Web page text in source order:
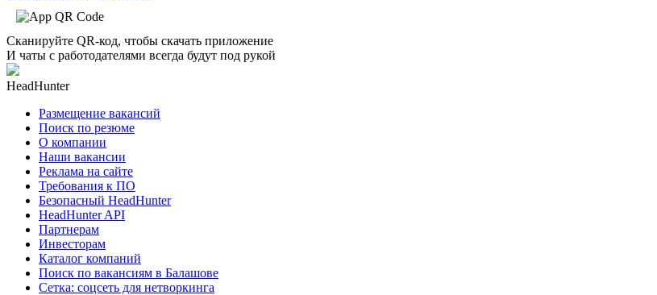
Сканируйте QR-код, чтобы скачать приложение
И чаты с работодателями всегда будут под рукой
HeadHunter
Размещение вакансий
Поиск по резюме
О компании
Наши вакансии
Реклама на сайте
Требования к ПО
Безопасный HeadHunter
HeadHunter API
Партнерам
Инвесторам
Каталог компаний
Поиск по вакансиям в Балашове
Сетка: соцсеть для нетворкинга